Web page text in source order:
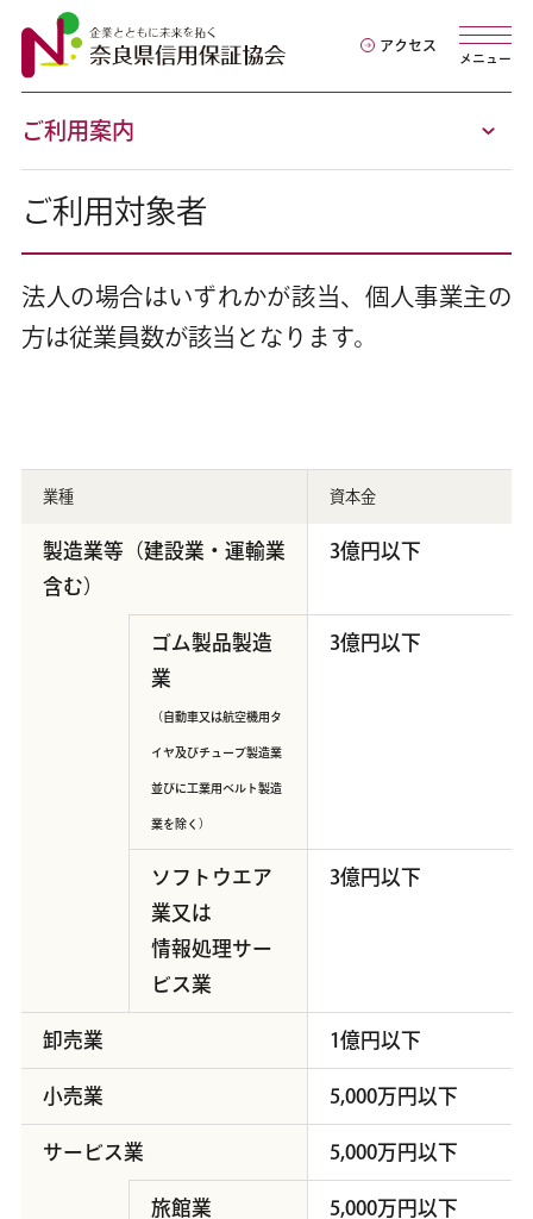
アクセス
メニュー
ご利用案内
ご利用対象者
法人の場合はいずれかが該当、個人事業主の
方は従業員数が該当となります。
業種 資本金
製造業等（建設業・運輸業
含む）
3億円以下
ゴム製品製造
業
（自動車又は航空機用タ
イヤ及びチューブ製造業
並びに工業用ベルト製造
業を除く）
3億円以下
ソフトウエア
業又は
情報処理サー
ビス業
3億円以下
卸売業 1億円以下
小売業 5,000万円以下
サービス業 5,000万円以下
旅館業 5,000万円以下